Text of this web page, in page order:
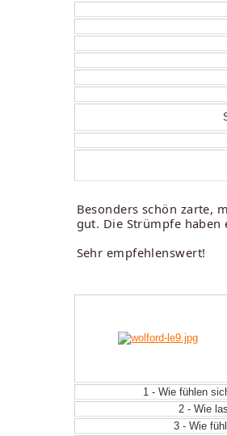
Besonders schön zarte,
gut. Die Strümpfe haben
Sehr empfehlenswert!
1 - Wie fühlen
2 - Wie
3 - Wie